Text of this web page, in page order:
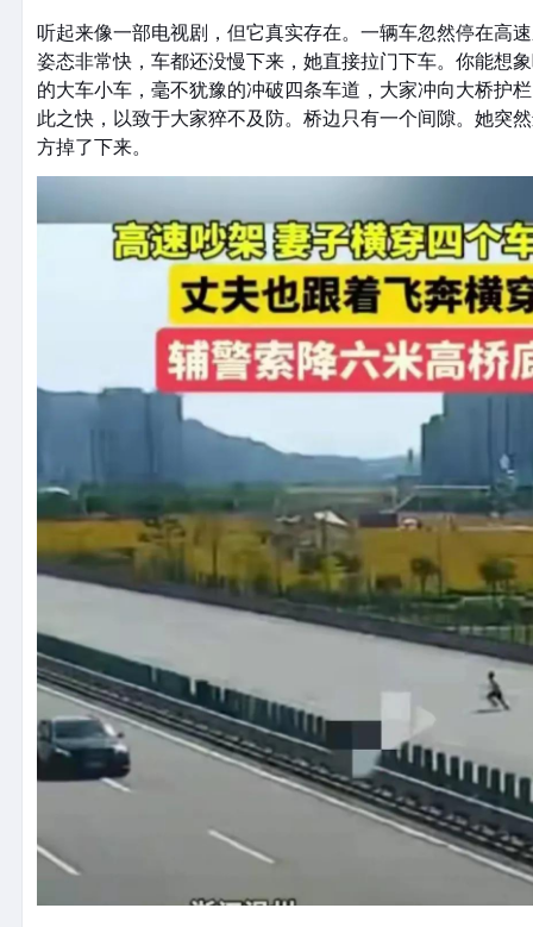
听起来像一部电视剧，但它真实存在。一辆车忽然停在高
姿态非常快，车都还没慢下来，她直接拉门下车。你能想
的大车小车，毫不犹豫的冲破四条车道，大家冲向大桥护
此之快，以致于大家猝不及防。桥边只有一个间隙。她突
方掉了下来。